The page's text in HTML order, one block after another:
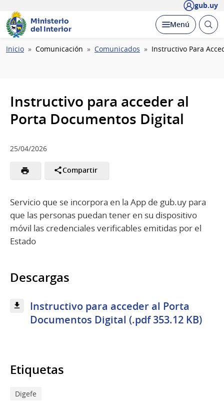
gub.uy
Ministerio
del Interior
Desplegar
Menú Abrir
Ruta
Inicio Comunicación Comunicados Instructivo Para
Instructivo para acceder al
Porta Documentos Digital
25/04/2026
Compartir
Servicio que se incorpora en la App de gub.uy para
que las personas puedan tener en su dispositivo
móvil las credenciales verificables emitidas por el
Estado
Descargas
Instructivo para acceder al Porta
Documentos Digital (.pdf 353.12 KB)
Etiquetas
Digefe